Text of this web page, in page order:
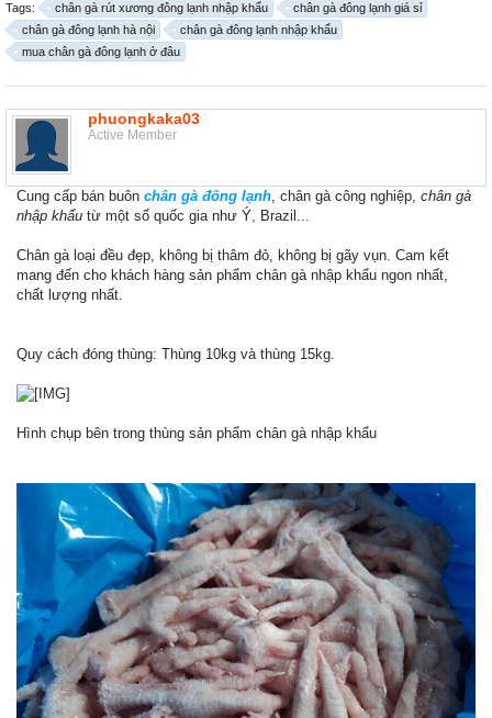
Tags: chân gà rút xương đông lạnh nhập khẩu
chân gà đông lạnh giá sỉ
chân gà đông lạnh hà nội
chân gà đông lạnh nhập khẩu
mua chân gà đông lạnh ở đâu
phuongkaka03
Active Member
Cung cấp bán buôn chân gà đông lạnh, chân gà công nghiệp, chân gà
nhập khẩu từ một số quốc gia như Ý, Brazil...
Chân gà loại đều đẹp, không bị thâm đỏ, không bị gãy vụn. Cam kết
mang đến cho khách hàng sản phẩm chân gà nhập khẩu ngon nhất,
chất lượng nhất.
Quy cách đóng thùng: Thùng 10kg và thùng 15kg.
Hình chụp bên trong thùng sản phẩm chân gà nhập khẩu